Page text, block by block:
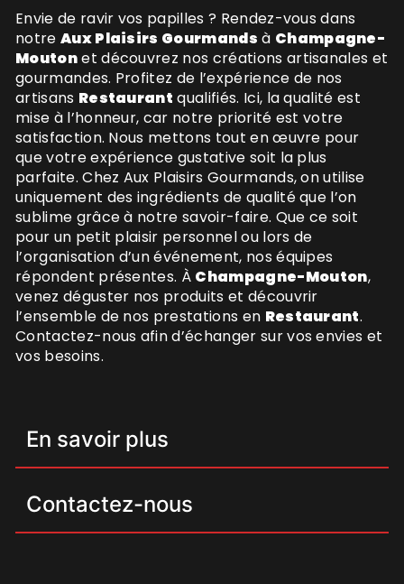
Envie de ravir vos papilles ? Rendez-vous dans
notre Aux Plaisirs Gourmands à Champagne-
Moutonet découvrez nos créations artisanales et
gourmandes. Profitez de l’expérience de nos
artisans Restaurant qualifiés. Ici, la qualité est
mise à l’honneur, car notre priorité est votre
satisfaction. Nous mettons tout en œuvre pour
que votre expérience gustative soit la plus
parfaite. Chez Aux Plaisirs Gourmands, on utilise
uniquement des ingrédients de qualité que l’on
sublime grâce à notre savoir-faire. Que ce soit
pour un petit plaisir personnel ou lors de
l’organisation d’un événement, nos équipes
répondent présentes. À Champagne-Mouton,
venez déguster nos produits et découvrir
l’ensemble de nos prestations en Restaurant.
Contactez-nous afin d’échanger sur vos envies et
vos besoins.
En savoir plus
Contactez-nous